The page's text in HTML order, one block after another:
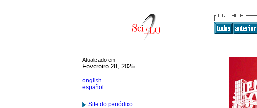
Atualizado em
Fevereiro 28, 2025
english
español
Site do periódico